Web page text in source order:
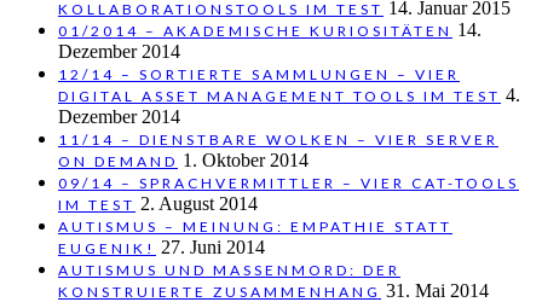
KOLLABORATIONSTOOLS IM TEST 14. Januar 2015
01/2014 – AKADEMISCHE KURIOSITÄTEN 14.
Dezember 2014
12/14 – SORTIERTE SAMMLUNGEN – VIER
DIGITAL ASSET MANAGEMENT TOOLS IM TEST 4.
Dezember 2014
11/14 – DIENSTBARE WOLKEN – VIER SERVER
ON DEMAND 1. Oktober 2014
09/14 – SPRACHVERMITTLER – VIER CAT-TOOLS
IM TEST 2. August 2014
AUTISMUS – MEINUNG: EMPATHIE STATT
EUGENIK!
27. Juni 2014
AUTISMUS UND MASSENMORD: DER
KONSTRUIERTE ZUSAMMENHANG 31. Mai 2014